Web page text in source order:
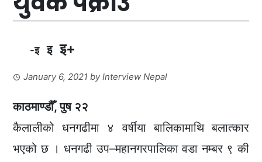
-इ इ इ+
January 6, 2021 byInterview Nepal
काठमाण्डौँ, पुष २२
कैलालीको धनगढीमा ४ वर्षीया बालिकामाथि बलात्कार
भएको छ । धनगढी उप–महानगरपालिका वडा नम्बर ९ की